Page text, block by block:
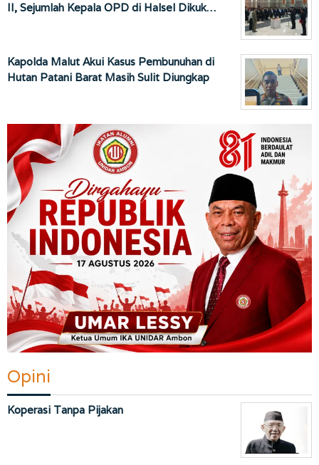
II, Sejumlah Kepala OPD di Halsel Dikuk…
Kapolda Malut Akui Kasus Pembunuhan di
Hutan Patani Barat Masih Sulit Diungkap
Opini
Koperasi Tanpa Pijakan